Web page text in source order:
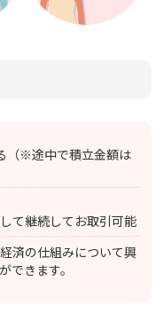
て継続してお取引可能
できます。